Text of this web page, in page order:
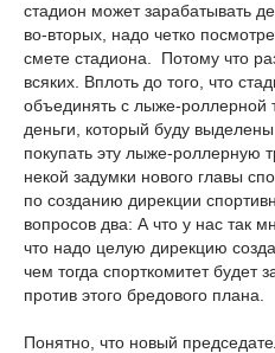
стадион может зарабатывать
во-вторых, надо четко
смете стадиона. Потому что
всяких. Вплоть до того, что
объединять с лыже-роллерной
деньги, который буду
покупать эту лыже-роллерную
некой задумки нового главы
по созданию дирекции
вопросов два: А что у нас так
что надо целую дирекцию
чем тогда спорткомитет будет
против этого бредового плана.
Понятно, что новый